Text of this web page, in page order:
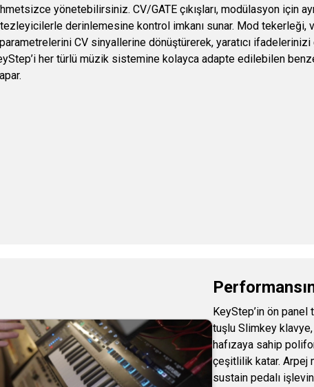
yönetebilirsiniz. CV/GATE çıkışları, modülasyon için
derinlemesine kontrol imkanı sunar. Mod tekerleği,
CV sinyallerine dönüştürerek, yaratıcı ifadelerinizi
her türlü müzik sistemine kolayca adapte edilebilen
KeyStep’in ön panel
tuşlu Slimkey
hafızaya sahip
çeşitlilik katar. Arpej
sustain pedalı